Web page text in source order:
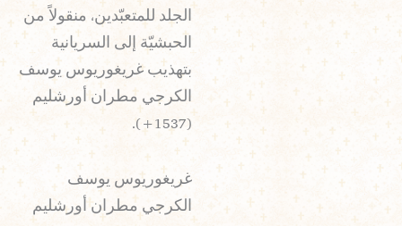
الجلد للمتعبّدين، منقولاً من
الحبشيّة إلى السريانية
بتهذيب غريغوريوس يوسف
الكرجي مطران أورشليم
(1537+).
غريغوريوس يوسف
الكرجي مطران أورشليم